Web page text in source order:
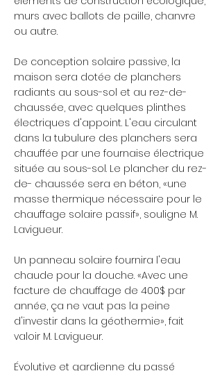
murs avec ballots de paille, chanvre
ou autre.
De conception solaire passive, la
maison sera dotée de planchers
radiants au sous-sol et au rez-de-
chaussée, avec quelques plinthes
électriques d'appoint. L'eau circulant
dans la tubulure des planchers sera
chauffée par une fournaise électrique
située au sous-sol. Le plancher du rez-
de- chaussée sera en béton, «une
masse thermique nécessaire pour le
chauffage solaire passif», souligne M.
Lavigueur.
Un panneau solaire fournira l'eau
chaude pour la douche. «Avec une
facture de chauffage de 400$ par
année, ça ne vaut pas la peine
d'investir dans la géothermie», fait
valoir M. Lavigueur.
Évolutive et gardienne du passé